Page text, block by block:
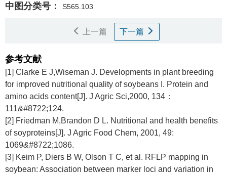
中图分类号： S565.103
上一篇 下一篇
参考文献
[1] Clarke E J,Wiseman J. Developments in plant breeding
for improved nutritional quality of soybeans I. Protein and
amino acids content[J]. J Agric Sci,2000, 134：
111&#8722;124.
[2] Friedman M,Brandon D L. Nutritional and health benefits
of soyproteins[J]. J Agric Food Chem, 2001, 49:
1069&#8722;1086.
[3] Keim P, Diers B W, Olson T C, et al. RFLP mapping in
soybean: Association between marker loci and variation in